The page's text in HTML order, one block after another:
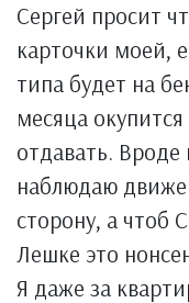
Сергей просит
карточки моей,
типа будет на
месяца
отдавать. Вроде
наблюдаю
сторону, а чтоб
Лешке это
Я даже за